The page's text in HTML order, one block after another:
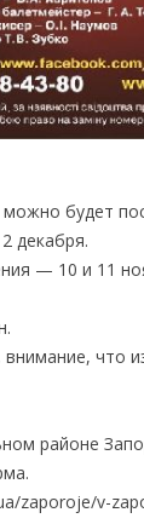
будет
декабря.
— 10 и 11
что
районе
zaporoje/v-